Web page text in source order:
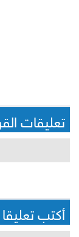
تعليقات
أكتب تعليقا